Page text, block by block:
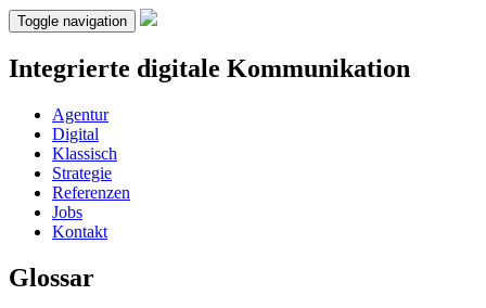
Toggle navigation
Integrierte digitale Kommunikation
Agentur
Digital
Klassisch
Strategie
Referenzen
Jobs
Kontakt
Glossar